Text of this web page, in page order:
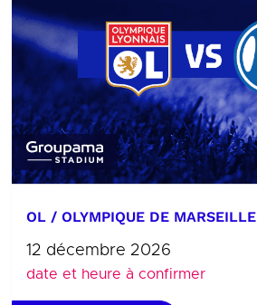
OL / OLYMPIQUE DE MARSEILLE
12 décembre 2026
date et heure à confirmer